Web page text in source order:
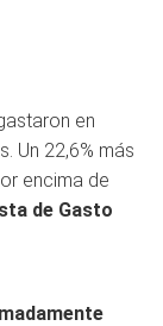
en
Un 22,6% más
encima de
de Gasto